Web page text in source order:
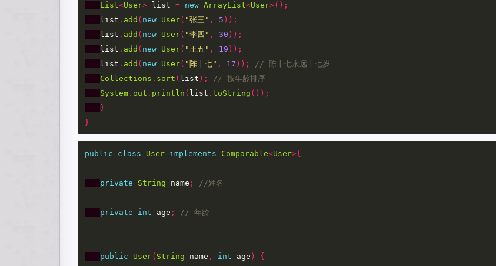
List<User> list = new ArrayList<User>();
list . add ( new User( "张三" , 5 ));
list . add ( new User( "李四" , 30 ));
list . add ( new User( "王五" , 19 ));
list . add ( new User( "陈十七" , 17 ));
// 陈十七永远十七岁
Collections . sort ( list );
// 按年龄排序
System . out . println ( list . toString ());
}
}
public class User implements Comparable<User>{
private String name ; //姓名
private int age ; // 年龄
public User( String name , int age )
{